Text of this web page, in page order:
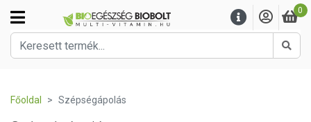
0
Főoldal Szépségápolás